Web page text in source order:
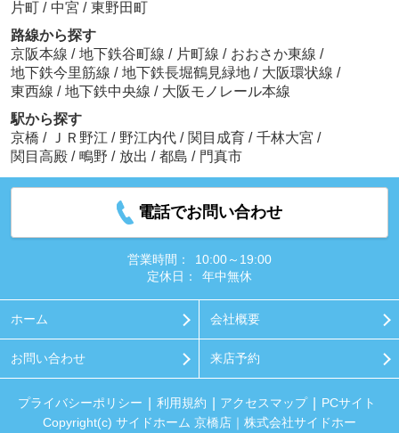
片町 / 中宮 / 東野田町
路線から探す
京阪本線 / 地下鉄谷町線 / 片町線 / おおさか東線 /
地下鉄今里筋線 / 地下鉄長堀鶴見緑地 / 大阪環状線 /
東西線 / 地下鉄中央線 / 大阪モノレール本線
駅から探す
京橋 / ＪＲ野江 / 野江内代 / 関目成育 / 千林大宮 /
関目高殿 / 鴫野 / 放出 / 都島 / 門真市
電話でお問い合わせ
営業時間：
10:00～19:00
定休日：
年中無休
ホーム 会社概要
お問い合わせ 来店予約
プライバシーポリシー 利用規約 アクセスマップ
PCサイト
Copyright(c) サイドホーム 京橋店｜株式会社サイドホー